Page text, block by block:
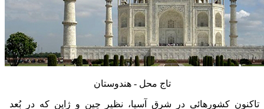
تاج محل - هندوستان